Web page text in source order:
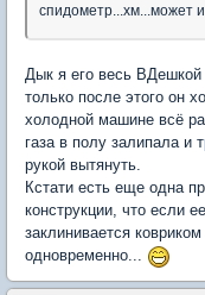
спидометр...хм...может
Дык я его весь ВДешкой
только после этого он
холодной машине всё
газа в полу залипала и
рукой вытянуть.
Кстати есть еще одна
конструкции, что если
заклинивается
одновременно...